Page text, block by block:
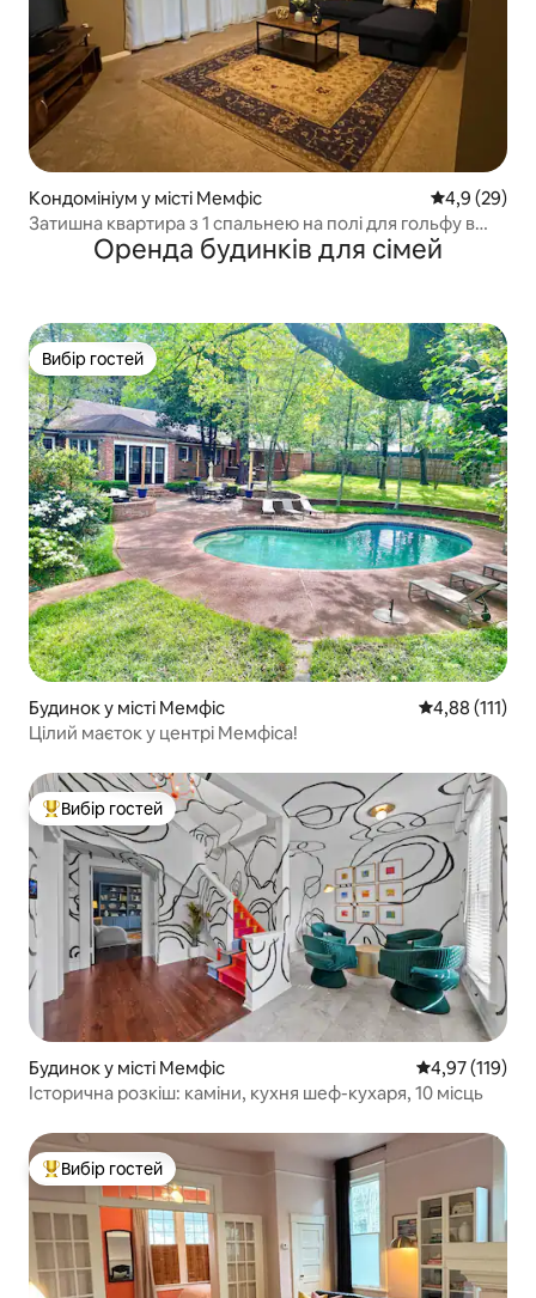
Кондомініум у місті Мемфіс Середня
4,9 (29)
Затишна квартира з 1 спальнею на полі для гольфу в
кількох хвилинах від центру міста
Оренда будинків для сімей
Вибір гостей
Вибір гостей
Будинок у місті Мемфіс Середня
4,88 (111)
Цілий маєток у центрі Мемфіса!
Топ вибір гостей
Вибір гостей
Будинок у місті Мемфіс Середня
4,97 (119)
Історична розкіш: каміни, кухня шеф-кухаря, 10 місць
Топ вибір гостей
Вибір гостей